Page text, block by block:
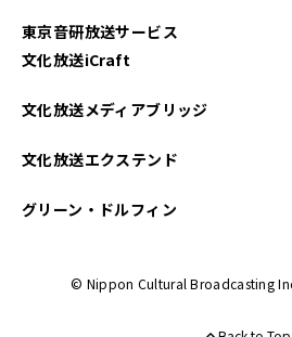
東京音研放送サービス
文化放送iCraft
文化放送メディアブリッジ
文化放送エクステンド
グリーン・ドルフィン
© Nippon Cultural Broadcasting